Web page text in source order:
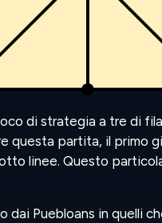
di strategia a tre di
questa partita, il primo
linee. Questo
dai Puebloans in quelli